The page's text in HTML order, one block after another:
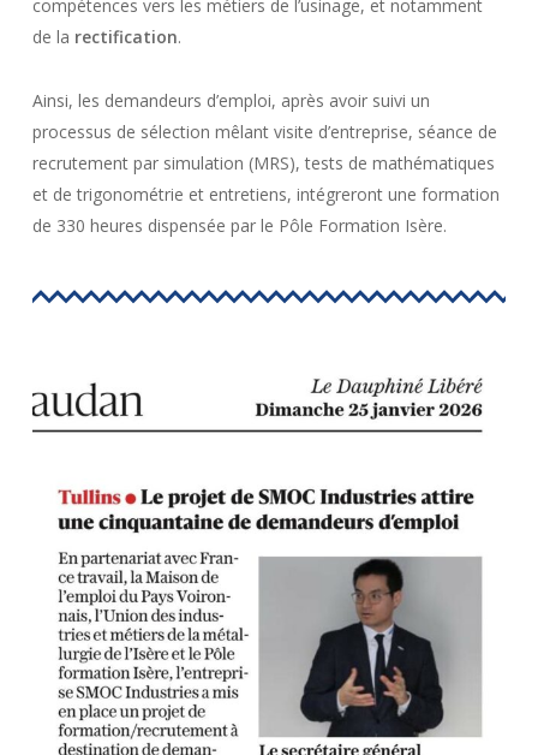
compétences vers les métiers de l’usinage, et notamment
de la rectification.
Ainsi, les demandeurs d’emploi, après avoir suivi un
processus de sélection mêlant visite d’entreprise, séance de
recrutement par simulation (MRS), tests de mathématiques
et de trigonométrie et entretiens, intégreront une formation
de 330 heures dispensée par le Pôle Formation Isère.